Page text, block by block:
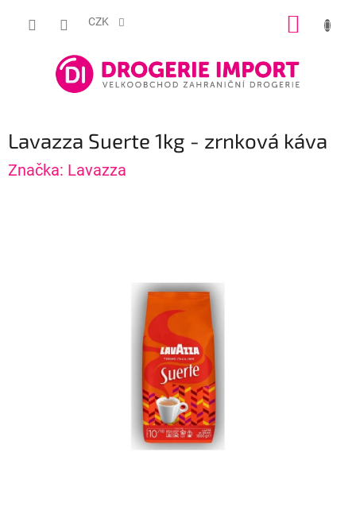
CZK
Lavazza Suerte 1kg - zrnková káva
Značka: Lavazza